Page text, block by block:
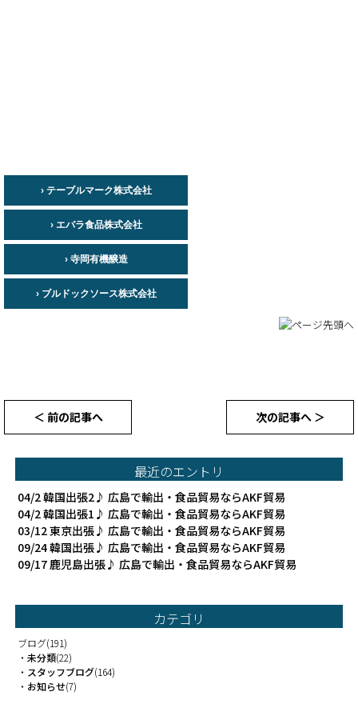
› テーブルマーク株式会社
› エバラ食品株式会社
› 寺岡有機醸造
› ブルドックソース株式会社
＜ 前の記事へ 次の記事へ ＞
最近のエントリ
04/2韓国出張2♪ 広島で輸出・食品貿易ならAKF貿易
04/2韓国出張1♪ 広島で輸出・食品貿易ならAKF貿易
03/12東京出張♪ 広島で輸出・食品貿易ならAKF貿易
09/24韓国出張♪ 広島で輸出・食品貿易ならAKF貿易
09/17 鹿児島出張♪ 広島で輸出・食品貿易ならAKF貿易
カテゴリ
ブログ(191)
・ 未分類(22)
・ スタッフブログ(164)
・ お知らせ(7)